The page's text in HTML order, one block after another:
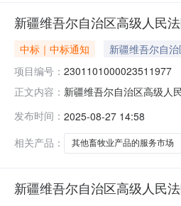
新疆维吾尔自治区高级人民
中标｜中标通知
新疆维吾尔自
项目编号： 2301101000023511977
正文内容： 新疆维吾尔自治区高级人
目联系电话:/采购计划文
发布时间： 2025-08-27 14:58
相关产品：
其他畜牧业产品的服务市场
新疆维吾尔自治区高级人民